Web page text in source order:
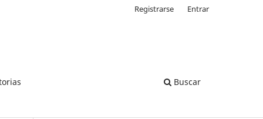
Buscar
Registrarse Entrar